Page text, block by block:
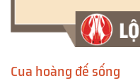
Cua hoàng đế sống